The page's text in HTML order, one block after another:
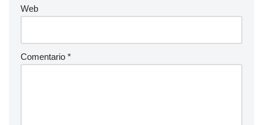
Web
Comentario *